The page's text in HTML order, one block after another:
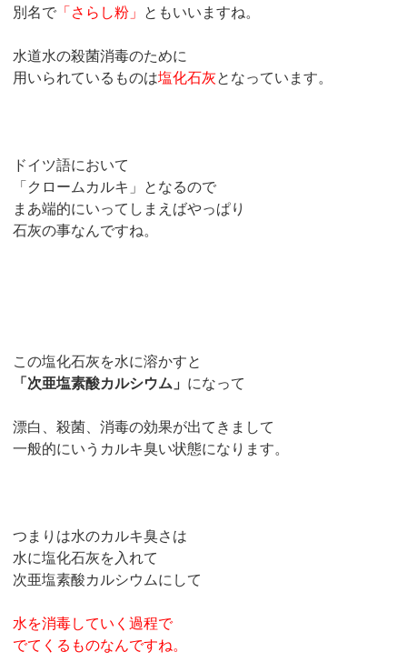
別名で 「さらし粉」 ともいいますね。
水道水の殺菌消毒のために
用いられているものは塩化石灰となっています。
ドイツ語において
「クロームカルキ」となるので
まあ端的にいってしまえばやっぱり
石灰の事なんですね。
この塩化石灰を水に溶かすと
「次亜塩素酸カルシウム」 になって
漂白、殺菌、消毒の効果が出てきまして
一般的にいうカルキ臭い状態になります。
つまりは水のカルキ臭さは
水に塩化石灰を入れて
次亜塩素酸カルシウムにして
水を消毒していく過程で
でてくるものなんですね。